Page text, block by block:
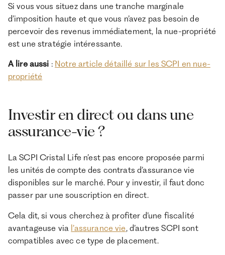
Si vous vous situez dans une tranche marginale
d’imposition haute et que vous n’avez pas besoin de
percevoir des revenus immédiatement, la nue-propriété
est une stratégie intéressante.
A lire aussi : Notre article détaillé sur les SCPI en nue-
propriété
Investir en direct ou dans une
assurance-vie ?
La SCPI Cristal Life n’est pas encore proposée parmi
les unités de compte des contrats d’assurance vie
disponibles sur le marché. Pour y investir, il faut donc
passer par une souscription en direct.
Cela dit, si vous cherchez à profiter d’une fiscalité
avantageuse via l’assurance vie, d’autres SCPI sont
compatibles avec ce type de placement.